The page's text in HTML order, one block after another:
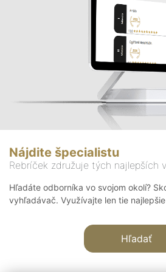
Nájdite špecialistu
Rebríček združuje tých najlepších
Hľadáte odborníka vo svojom okolí?
vyhľadávač. Využívajte len tie
Hľadať